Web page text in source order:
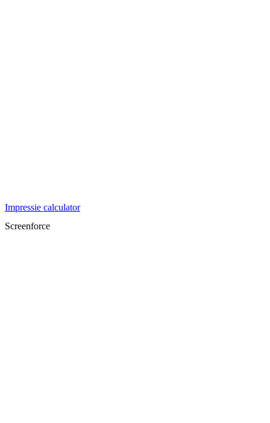
Impressie calculator
Screenforce